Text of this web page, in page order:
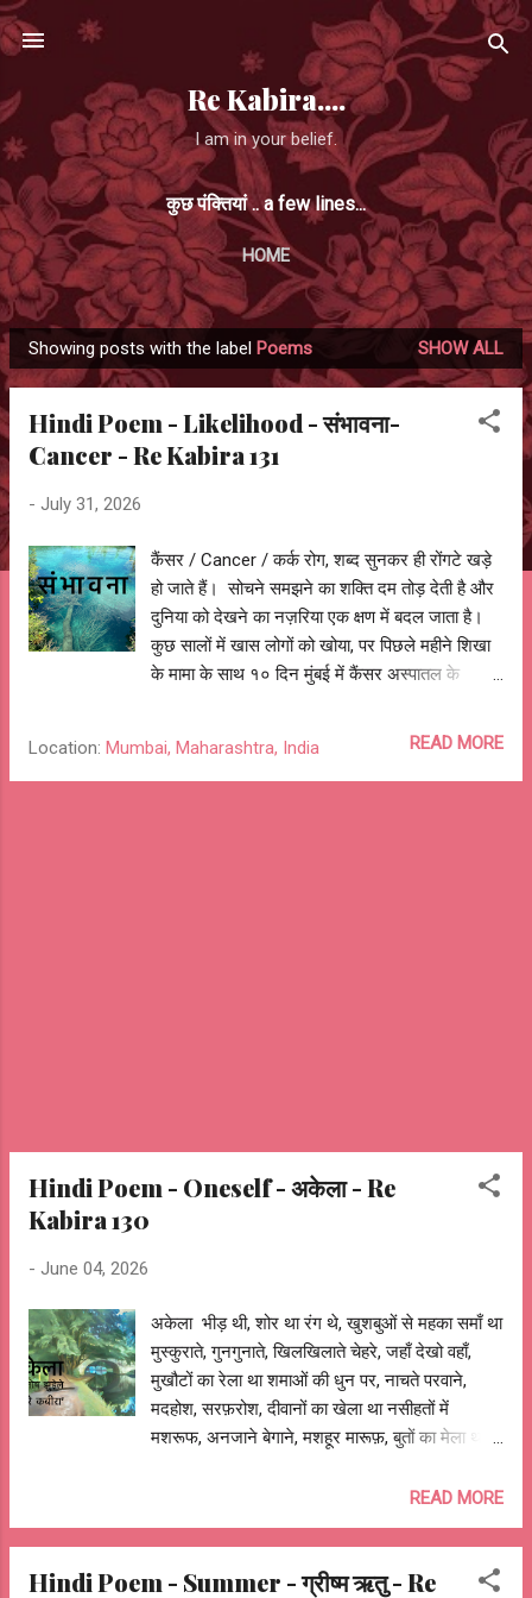
Skip to main content
Re Kabira....
I am in your belief.
कुछ पंक्तियां .. a few lines...
HOME
P
o
Showing posts with the label Poems SHOW ALL
Hindi Poem - Likelihood - संभावना-
Cancer - Re Kabira 131
- July 31, 2026
कैंसर / Cancer / कर्क रोग, शब्द सुनकर ही रोंगटे खड़े
हो जाते हैं। सोचने समझने का शक्ति दम तोड़ देती है और
दुनिया को देखने का नज़रिया एक क्षण में बदल जाता है।
कुछ सालों में खास लोगों को खोया, पर पिछले महीने शिखा
के मामा के साथ १० दिन मुंबई में कैंसर अस्पातल के
भावनाओं को व्यक्त करती कविता - संभावना। संभावना
भीड़ ही भीड़ चारों तरफ, अजब सा शोर, अजीब सी
ख़ामोशी, नित्य नम आँखें, ठहरे हुए आँसू, चेहरे पे कठिन
Location: Mumbai, Maharashtra, India READ MORE
Hindi Poem - Oneself - अकेला - Re
Kabira 130
- June 04, 2026
अकेला भीड़ थी, शोर था रंग थे, खुशबुओं से महका समाँ था
मुस्कुराते, गुनगुनाते, खिलखिलाते चेहरे, जहाँ देखो वहाँ,
मुखौटों का रेला था शमाओं की धुन पर, नाचते परवाने,
मदहोश, सरफ़रोश, दीवानों का खेला था नसीहतों में
मशरूफ, अनजाने बेगाने, मशहूर मारूफ़, बुतों का मेला था
दौलत की, शोहरत की चकाचौंध में, चाँद के लिए हैरान-
परेशान चकोर था, दावतों में, यारों की महफ़िलों में, फ़रमाइशों
का ज़ोर था, वहीं किसी कोने में, कहीं छुपा किसी का
चितचोर था, कोई नाचता, कोई गाता, कोई झूमता, जाम से
READ MORE
Hindi Poem - Summer - ग्रीष्म ऋतु - Re